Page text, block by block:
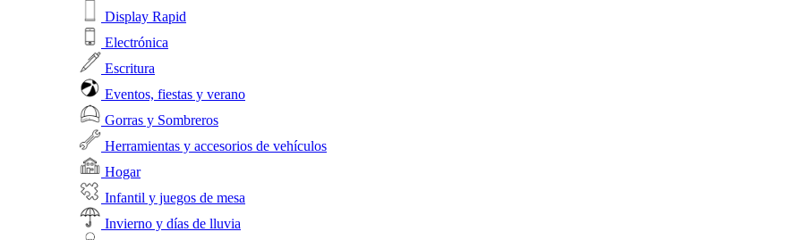
Display Rapid
Electrónica
Escritura
Eventos, fiestas y verano
Gorras y Sombreros
Herramientas y accesorios de vehículos
Hogar
Infantil y juegos de mesa
Invierno y días de lluvia